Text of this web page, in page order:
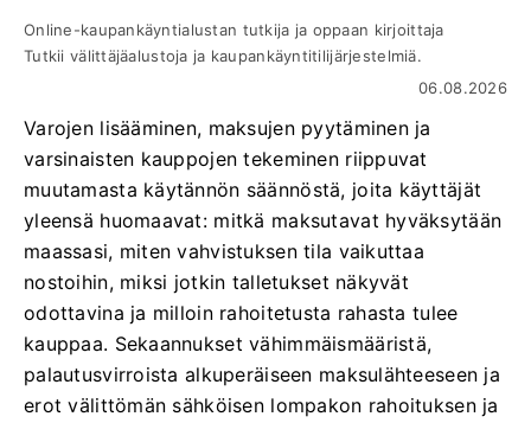
Online-kaupankäyntialustan tutkija ja oppaan kirjoittaja
Tutkii välittäjäalustoja ja kaupankäyntitilijärjestelmiä.
06.08.2026
Varojen lisääminen, maksujen pyytäminen ja
varsinaisten kauppojen tekeminen riippuvat
muutamasta käytännön säännöstä, joita käyttäjät
yleensä huomaavat: mitkä maksutavat hyväksytään
maassasi, miten vahvistuksen tila vaikuttaa
nostoihin, miksi jotkin talletukset näkyvät
odottavina ja milloin rahoitetusta rahasta tulee
kauppaa. Sekaannukset vähimmäismääristä,
palautusvirroista alkuperäiseen maksulähteeseen ja
erot välittömän sähköisen lompakon rahoituksen ja